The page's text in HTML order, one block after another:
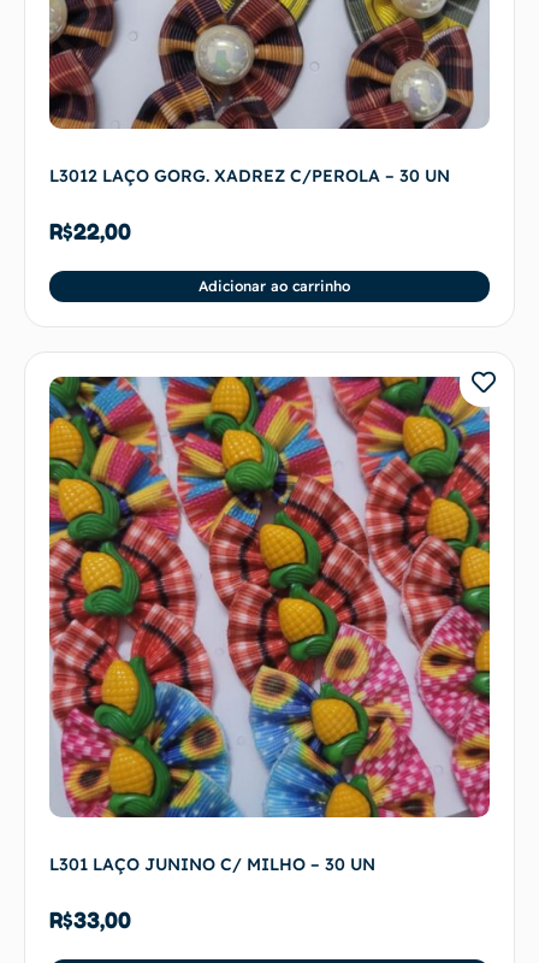
L3012 LAÇO GORG. XADREZ C/PEROLA – 30 UN
R$22,00
Adicionar ao carrinho
L301 LAÇO JUNINO C/ MILHO – 30 UN
R$33,00